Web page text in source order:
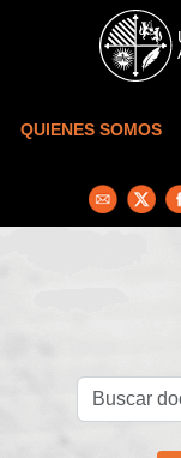
Skip to main content
QUIENES SOMOS